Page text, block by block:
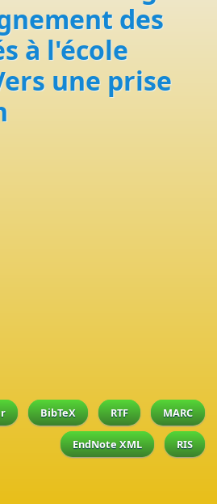
des
à l'école
une prise
BibTeX RTF MARC
EndNote XML RIS